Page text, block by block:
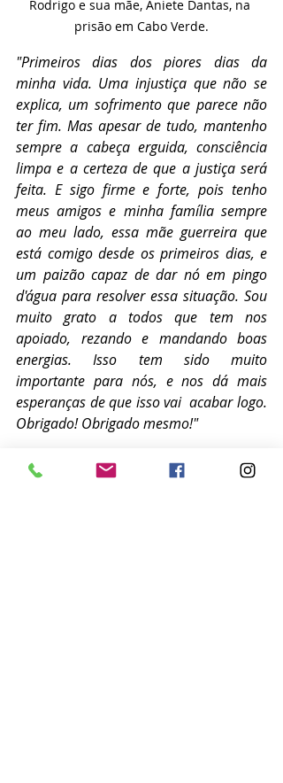
Rodrigo e sua mãe, Aniete Dantas, na
prisão em Cabo Verde.
"Primeiros dias dos piores dias da
minha vida. Uma injustiça que não se
explica, um sofrimento que parece não
ter fim. Mas apesar de tudo, mantenho
sempre a cabeça erguida, consciência
limpa e a certeza de que a justiça será
feita. E sigo firme e forte, pois tenho
meus amigos e minha família sempre
ao meu lado, essa mãe guerreira que
está comigo desde os primeiros dias, e
um paizão capaz de dar nó em pingo
d'água para resolver essa situação. Sou
muito grato a todos que tem nos
apoiado, rezando e mandando boas
energias. Isso tem sido muito
importante para nós, e nos dá mais
esperanças de que isso vai  acabar logo.
Obrigado! Obrigado mesmo!"
Rodrigo Dantas